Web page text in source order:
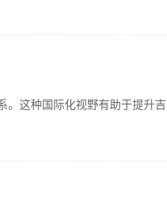
。这种国际化视野有助于提升吉